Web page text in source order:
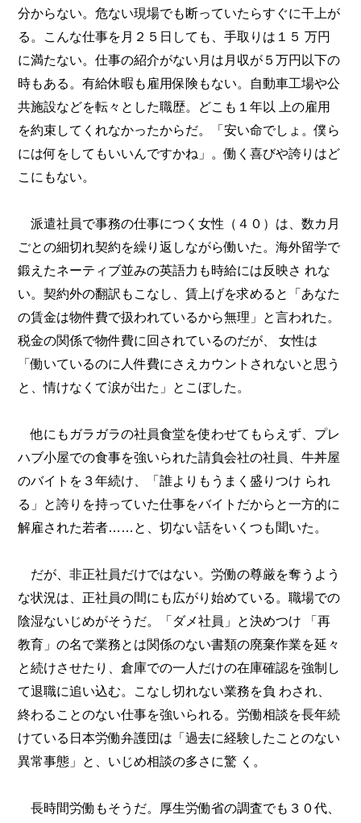
分からない。危ない現場でも断っていたらすぐに干上が
る。こんな仕事を月２５日しても、手取りは１５ 万円
に満たない。仕事の紹介がない月は月収が５万円以下の
時もある。有給休暇も雇用保険もない。自動車工場や公
共施設などを転々とした職歴。どこも１年以 上の雇用
を約束してくれなかったからだ。「安い命でしょ。僕ら
には何をしてもいいんですかね」。働く喜びや誇りはど
こにもない。
派遣社員で事務の仕事につく女性（４０）は、数カ月
ごとの細切れ契約を繰り返しながら働いた。海外留学で
鍛えたネーティブ並みの英語力も時給には反映さ れな
い。契約外の翻訳もこなし、賃上げを求めると「あなた
の賃金は物件費で扱われているから無理」と言われた。
税金の関係で物件費に回されているのだが、 女性は
「働いているのに人件費にさえカウントされないと思う
と、情けなくて涙が出た」とこぼした。
他にもガラガラの社員食堂を使わせてもらえず、プレ
ハブ小屋での食事を強いられた請負会社の社員、牛丼屋
のバイトを３年続け、「誰よりもうまく盛りつけ られ
る」と誇りを持っていた仕事をバイトだからと一方的に
解雇された若者……と、切ない話をいくつも聞いた。
だが、非正社員だけではない。労働の尊厳を奪うよう
な状況は、正社員の間にも広がり始めている。職場での
陰湿ないじめがそうだ。「ダメ社員」と決めつけ 「再
教育」の名で業務とは関係のない書類の廃棄作業を延々
と続けさせたり、倉庫での一人だけの在庫確認を強制し
て退職に追い込む。こなし切れない業務を負 わされ、
終わることのない仕事を強いられる。労働相談を長年続
けている日本労働弁護団は「過去に経験したことのない
異常事態」と、いじめ相談の多さに驚 く。
長時間労働もそうだ。厚生労働省の調査でも３０代、